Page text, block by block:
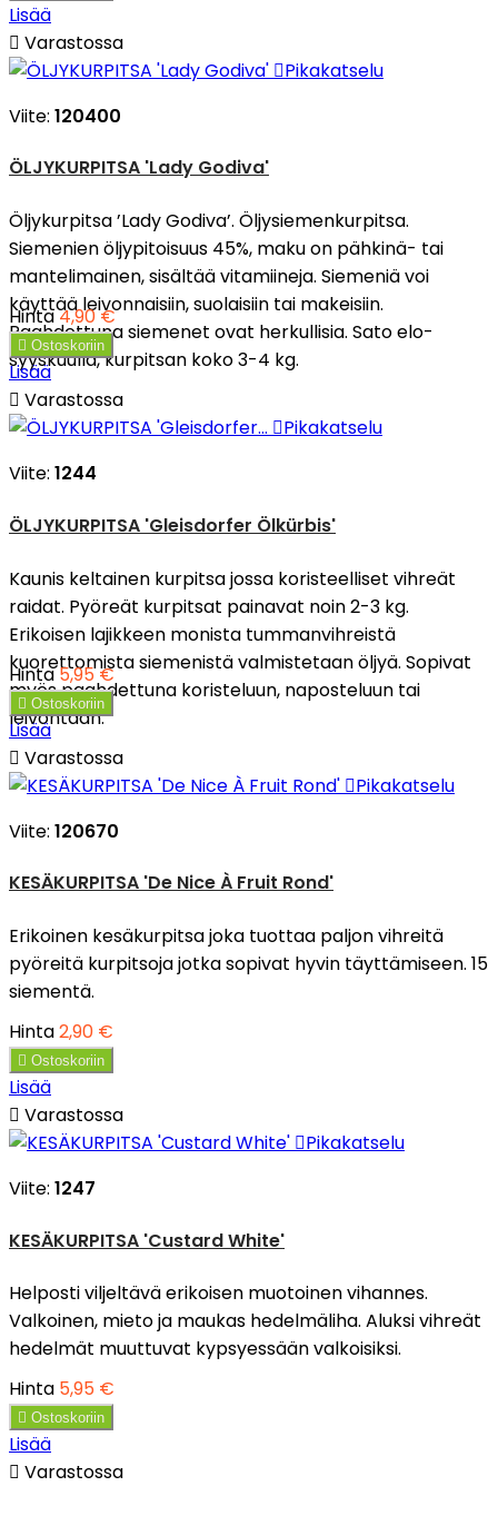
Lisää
 Varastossa
Pikakatselu
Viite: 120400
ÖLJYKURPITSA 'Lady Godiva'
Öljykurpitsa ’Lady Godiva’. Öljysiemenkurpitsa.
Siemenien öljypitoisuus 45%, maku on pähkinä- tai
mantelimainen, sisältää vitamiineja. Siemeniä voi
käyttää leivonnaisiin, suolaisiin tai makeisiin.
Paahdettuna siemenet ovat herkullisia. Sato elo-
syyskuulla, kurpitsan koko 3-4 kg.
Hinta4,90 €
 Ostoskoriin
Lisää
 Varastossa
Pikakatselu
Viite: 1244
ÖLJYKURPITSA 'Gleisdorfer Ölkürbis'
Kaunis keltainen kurpitsa jossa koristeelliset vihreät
raidat. Pyöreät kurpitsat painavat noin 2-3 kg.
Erikoisen lajikkeen monista tummanvihreistä
kuorettomista siemenistä valmistetaan öljyä. Sopivat
myös paahdettuna koristeluun, naposteluun tai
leivontaan.
Hinta 5,95 €
 Ostoskoriin
Lisää
 Varastossa
Pikakatselu
Viite: 120670
KESÄKURPITSA 'De Nice À Fruit Rond'
Erikoinen kesäkurpitsa joka tuottaa paljon vihreitä
pyöreitä kurpitsoja jotka sopivat hyvin täyttämiseen. 15
siementä.
Hinta2,90 €
 Ostoskoriin
Lisää
 Varastossa
Pikakatselu
Viite: 1247
KESÄKURPITSA 'Custard White'
Helposti viljeltävä erikoisen muotoinen vihannes.
Valkoinen, mieto ja maukas hedelmäliha. Aluksi vihreät
hedelmät muuttuvat kypsyessään valkoisiksi.
Hinta 5,95 €
 Ostoskoriin
Lisää
 Varastossa